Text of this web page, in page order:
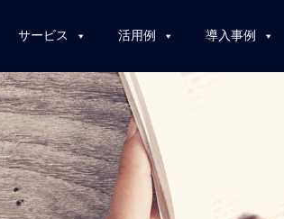
サービス 活用例 導入事例